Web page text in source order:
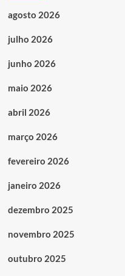
agosto 2026
julho 2026
junho 2026
maio 2026
abril 2026
março 2026
fevereiro 2026
janeiro 2026
dezembro 2025
novembro 2025
outubro 2025